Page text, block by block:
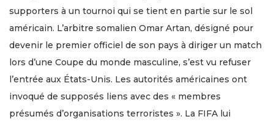
supporters à un tournoi qui se tient en partie sur le sol
américain. L’arbitre somalien Omar Artan, désigné pour
devenir le premier officiel de son pays à diriger un match
lors d’une Coupe du monde masculine, s’est vu refuser
l’entrée aux États-Unis. Les autorités américaines ont
invoqué de supposés liens avec des « membres
présumés d’organisations terroristes ». La FIFA lui